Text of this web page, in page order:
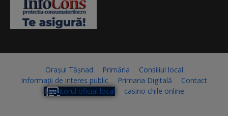
Orașul Tășnad Primăria
Consiliul local
Informații de interes public
Primaria Digitală
Contact
Monitorul oficial local
casino chile online